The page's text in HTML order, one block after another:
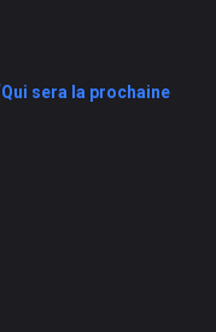
sera la prochaine